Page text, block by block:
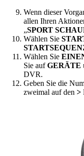
Wenn dieser
allen Ihren
„SPORT
Wählen Sie
Wählen Sie
Sie aufGERÄTE
DVR.
Geben Sie die
zweimal auf den >